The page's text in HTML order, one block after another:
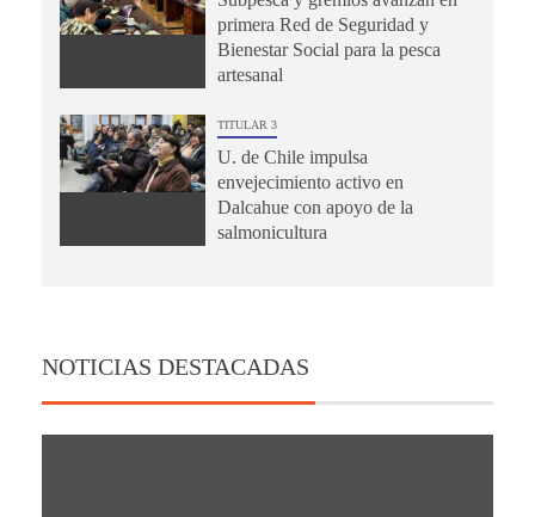
primera Red de Seguridad y
Bienestar Social para la pesca
artesanal
TITULAR 3
U. de Chile impulsa
envejecimiento activo en
Dalcahue con apoyo de la
salmonicultura
NOTICIAS DESTACADAS